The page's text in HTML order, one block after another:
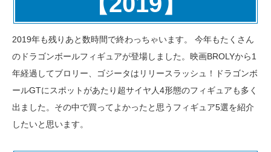
2019年も残りあと数時間で終わっちゃいます。 今年もたくさん
のドラゴンボールフィギュアが登場しました。映画BROLYから1
年経過してブロリー、ゴジータはリリースラッシュ！ドラゴンボ
ールGTにスポットがあたり超サイヤ人4形態のフィギュアも多く
出ました。その中で買ってよかったと思うフィギュア5選を紹介
したいと思います。